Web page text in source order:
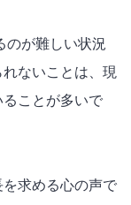
のが難しい状況
ないことは、現
ことが多いで
求める心の声で